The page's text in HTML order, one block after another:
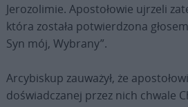
Jerozolimie. Apostołowie ujrzeli
która została potwierdzona
Syn mój, Wybrany”.
Arcybiskup zauważył, że
doświadczanej przez nich chwale